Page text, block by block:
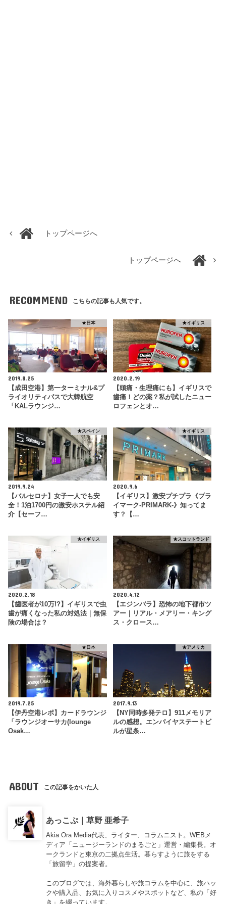
トップページへ
トップページへ
RECOMMEND こちらの記事も人気です。
★日本
2019.8.25
【成田空港】第一ターミナル&プ
ライオリティパスで大韓航空
「KALラウンジ…
★イギリス
2020.2.19
【頭痛・生理痛にも】イギリスで
歯痛！どの薬？私が試したニュー
ロフェンとオ…
★スペイン
2019.9.24
【バルセロナ】女子一人でも安
全！1泊1700円の激安ホステル紹
介【セーフ…
★イギリス
2020.9.6
【イギリス】激安プチプラ《プラ
イマーク-PRIMARK-》知ってま
す？【…
★イギリス
2020.2.18
【歯医者が10万!?】イギリスで虫
歯が痛くなった私の対処法｜無保
険の場合は？
★スコットランド
2020.4.12
【エジンバラ】恐怖の地下都市ツ
アー｜リアル・メアリー・キング
ス・クロース…
★日本
2019.7.25
【伊丹空港レポ】カードラウンジ
「ラウンジオーサカ(lounge
Osak…
★アメリカ
2017.9.13
【NY同時多発テロ】911メモリア
ルの感想。エンパイヤステートビ
ルが星条…
ABOUT この記事をかいた人
あっこぷ｜草野 亜希子
Akia Ora Media代表、ライター、コラムニスト。WEBメ
ディア「ニュージーランドのまるごと」運営・編集長。オ
ークランドと東京の二拠点生活。暮らすように旅をする
「旅留学」の提案者。
このブログでは、海外暮らしや旅コラムを中心に、旅ハッ
クや購入品、お気に入りコスメやスポットなど、私の「好
き」を綴っています。